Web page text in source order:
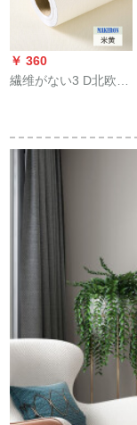
￥ 360
繊维がない3 D北欧シ
を贴り付けます。防
水性粘着性の壁紙が